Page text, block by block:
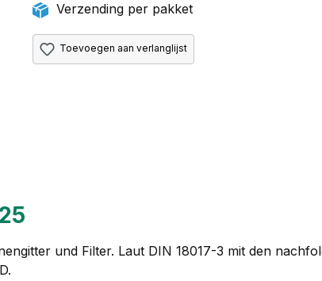
Verzending per pakket
Toevoegen aan verlanglijst
und Filter. Laut DIN 18017-3 mit den